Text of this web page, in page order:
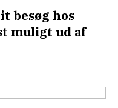
besøg hos
muligt ud af